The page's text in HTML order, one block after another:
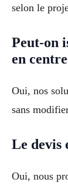
selon le
Peut-on
en
Oui, nos
sans
Le devis
Oui, nous